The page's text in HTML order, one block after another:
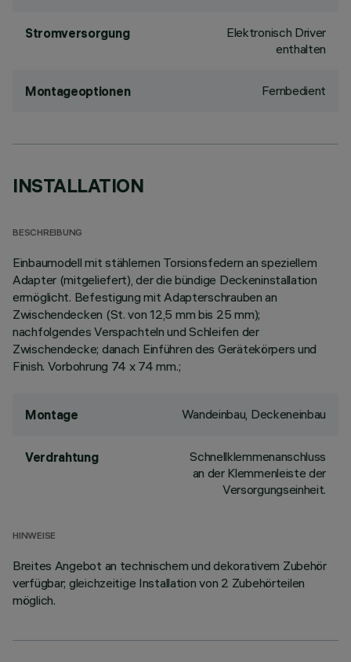
Stromversorgung
Elektronisch Driver
enthalten
Montageoptionen Fernbedient
INSTALLATION
BESCHREIBUNG
Einbaumodell mit stählernen Torsionsfedern an speziellem
Adapter (mitgeliefert), der die bündige Deckeninstallation
ermöglicht. Befestigung mit Adapterschrauben an
Zwischendecken (St. von 12,5 mm bis 25 mm);
nachfolgendes Verspachteln und Schleifen der
Zwischendecke; danach Einführen des Gerätekörpers und
Finish. Vorbohrung 74 x 74 mm.;
Montage Wandeinbau, Deckeneinbau
Verdrahtung
Schnellklemmenanschluss
an der Klemmenleiste der
Versorgungseinheit.
HINWEISE
Breites Angebot an technischem und dekorativem Zubehör
verfügbar; gleichzeitige Installation von 2 Zubehörteilen
möglich.